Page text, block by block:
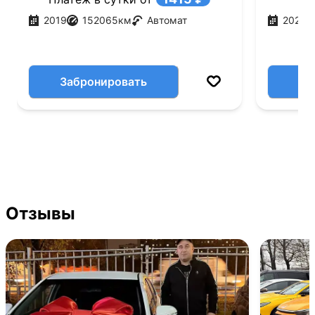
2019 152065км Автомат
Забронировать
2021
Отзывы